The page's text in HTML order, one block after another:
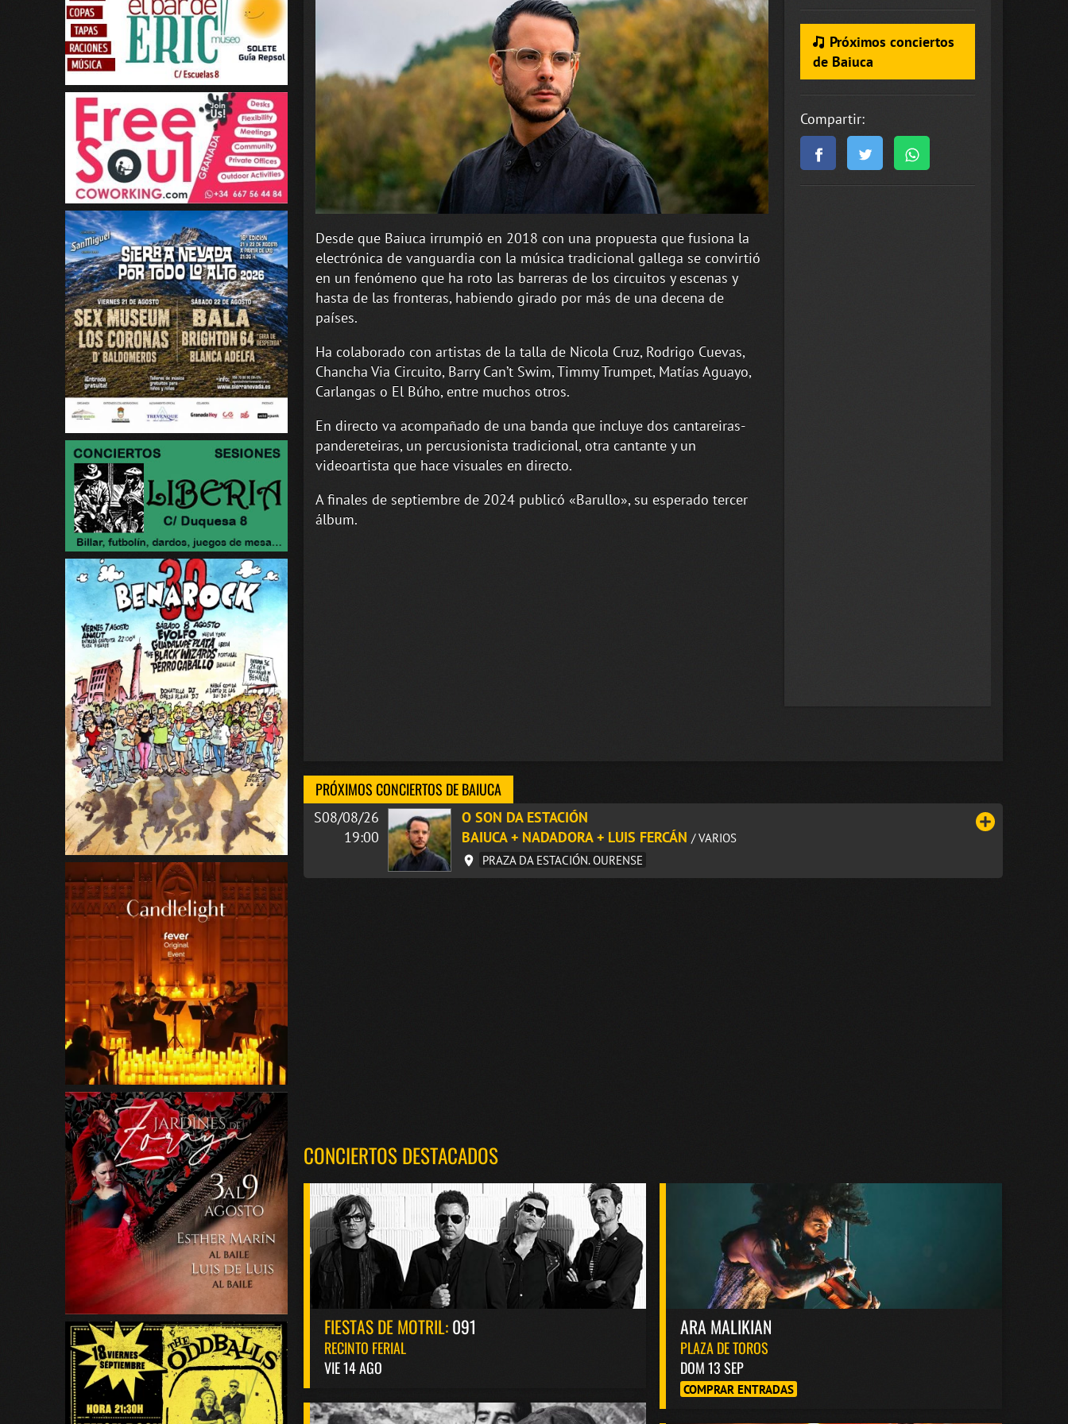
Próximos conciertos
de Baiuca
Compartir:
Desde que Baiuca irrumpió en 2018 con una propuesta que fusiona la
electrónica de vanguardia con la música tradicional gallega se convirtió
en un fenómeno que ha roto las barreras de los circuitos y escenas y
hasta de las fronteras, habiendo girado por más de una decena de
países.
Ha colaborado con artistas de la talla de Nicola Cruz, Rodrigo Cuevas,
Chancha Via Circuito, Barry Can’t Swim, Timmy Trumpet, Matías Aguayo,
Carlangas o El Búho, entre muchos otros.
En directo va acompañado de una banda que incluye dos cantareiras-
pandereteiras, un percusionista tradicional, otra cantante y un
videoartista que hace visuales en directo.
A finales de septiembre de 2024 publicó «Barullo», su esperado tercer
álbum.
PRÓXIMOS CONCIERTOS DE BAIUCA
S08/08/26
19:00
O SON DA ESTACIÓN
BAIUCA + NADADORA + LUIS FERCÁN / VARIOS
PRAZA DA ESTACIÓN. OURENSE
CONCIERTOS DESTACADOS
FIESTAS DE MOTRIL:091
RECINTO FERIAL
VIE 14 AGO
ARA MALIKIAN
PLAZA DE TOROS
DOM 13 SEP
COMPRAR ENTRADAS